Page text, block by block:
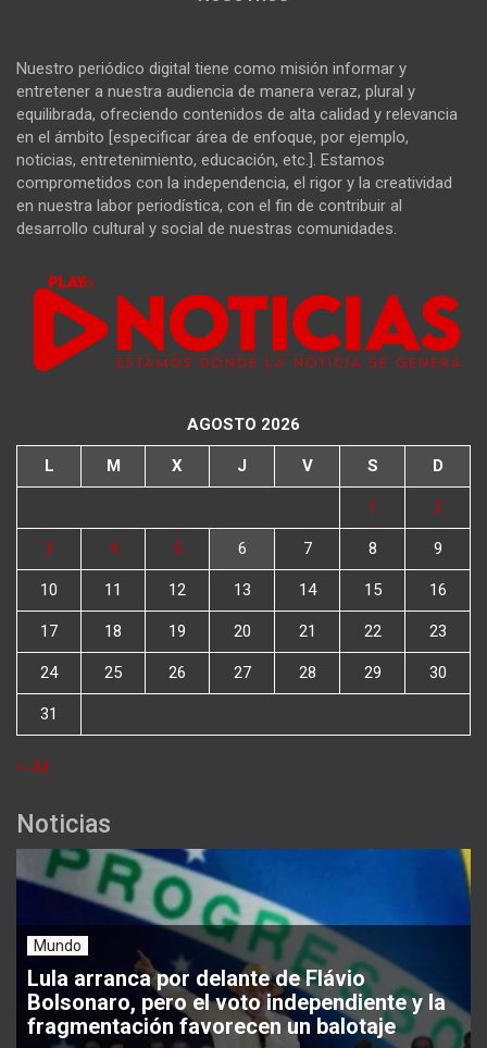
Nuestro periódico digital tiene como misión informar y
entretener a nuestra audiencia de manera veraz, plural y
equilibrada, ofreciendo contenidos de alta calidad y relevancia
en el ámbito [especificar área de enfoque, por ejemplo,
noticias, entretenimiento, educación, etc.]. Estamos
comprometidos con la independencia, el rigor y la creatividad
en nuestra labor periodística, con el fin de contribuir al
desarrollo cultural y social de nuestras comunidades.
AGOSTO 2026
L M X J V S D
1 2
3 4 5 6 7 8 9
10 11 12 13 14 15 16
17 18 19 20 21 22 23
24 25 26 27 28 29 30
31
« Jul
Noticias
Mundo
Lula arranca por delante de Flávio
Bolsonaro, pero el voto independiente y la
fragmentación favorecen un balotaje